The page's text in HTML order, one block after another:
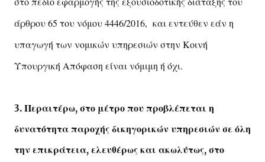
άρθρου 65 του νόμου 4446/2016, και εντεύθεν εάν η
υπαγωγή των νομικών υπηρεσιών στην Κοινή
Υπουργική Απόφαση είναι νόμιμη ή όχι.
3. Περαιτέρω, στο μέτρο που προβλέπεται η
δυνατότητα παροχής δικηγορικών υπηρεσιών σε όλη
την επικράτεια, ελευθέρως και ακωλύτως, στο